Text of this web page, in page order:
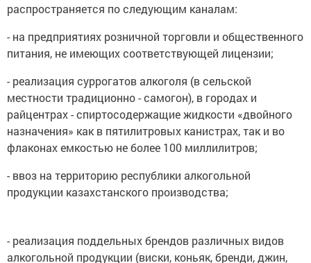
распространяется по следующим каналам:
- на предприятиях розничной торговли и общественного
питания, не имеющих соответствующей лицензии;
- реализация суррогатов алкоголя (в сельской
местности традиционно - самогон), в городах и
райцентрах - спиртосодержащие жидкости «двойного
назначения» как в пятилитровых канистрах, так и во
флаконах емкостью не более 100 миллилитров;
- ввоз на территорию республики алкогольной
продукции казахстанского производства;
- реализация поддельных брендов различных видов
алкогольной продукции (виски, коньяк, бренди, джин,